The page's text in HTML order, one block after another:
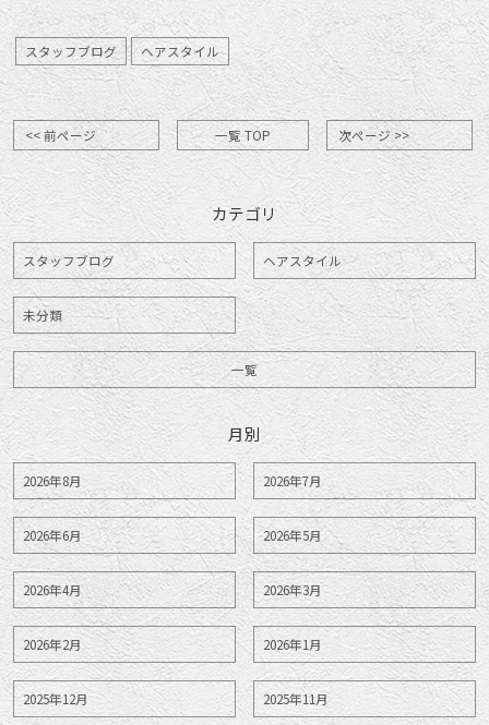
スタッフブログ ヘアスタイル
<< 前ページ 一覧 TOP 次ページ >>
カテゴリ
スタッフブログ ヘアスタイル
未分類
一覧
月別
2026年8月 2026年7月
2026年6月 2026年5月
2026年4月 2026年3月
2026年2月 2026年1月
2025年12月 2025年11月